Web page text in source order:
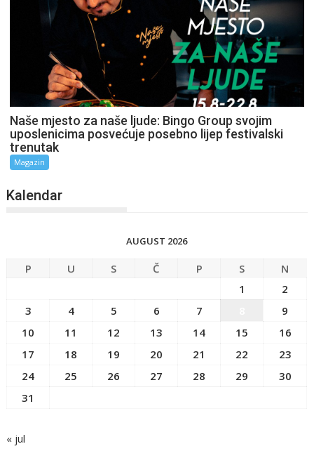
Naše mjesto za naše ljude: Bingo Group svojim
uposlenicima posvećuje posebno lijep festivalski
trenutak
Magazin
Kalendar
AUGUST 2026
P U S Č P S
N
1
2
3
4 5 6 7
9
10
11 12 13 14 15
16
17
18 19 20 21 22
23
24
25 26 27 28 29
30
31
« jul